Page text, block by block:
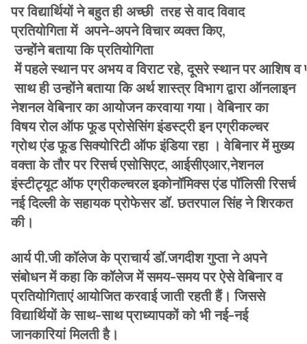
पर विद्यार्थियों ने बहुत ही अच्छी तरह से वाद विवाद
प्रतियोगिता में अपने-अपने विचार व्यक्त किए,
उन्होंने बताया कि प्रतियोगिता
में पहले स्थान पर अभय व विराट रहे, दूसरे स्थान पर आशिष
साथ ही उन्होंने बताया कि अर्थ शास्त्र विभाग द्वारा ऑनलाइन
नेशनल वेबिनार का आयोजन करवाया गया। वेबिनार का
विषय रोल ऑफ फूड प्रोसेसिंग इंडस्ट्री इन एग्रीकल्चर
ग्रोथ एंड फूड सिक्योरिटी ऑफ इंडिया रहा । वेबिनार में मुख्य
वक्ता के तौर पर रिसर्च एसोसिएट, आईसीएआर,नेशनल
इंस्टीट्यूट ऑफ एग्रीकल्चरल इकोनॉमिक्स एंड पॉलिसी रिसर्च
नई दिल्ली के सहायक प्रोफेसर डॉ. छतरपाल सिंह ने शिरकत
की।
आर्य पी.जी कॉलेज के प्राचार्य डॉ.जगदीश गुप्ता ने अपने
संबोधन में कहा कि कॉलेज में समय-समय पर ऐसे वेबिनार व
प्रतियोगिताएं आयोजित करवाई जाती रहती हैं। जिससे
विद्यार्थियों के साथ-साथ प्राध्यापकों को भी नई-नई
जानकारियां मिलती है।